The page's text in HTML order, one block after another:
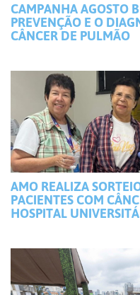
CAMPANHA AGOSTO
PREVENÇÃO E O
CÂNCER DE PULMÃO
AMO REALIZA
PACIENTES COM
HOSPITAL